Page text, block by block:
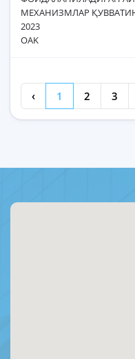
МEХАНИЗМЛАР
2023
OAK
‹ 1 2 3